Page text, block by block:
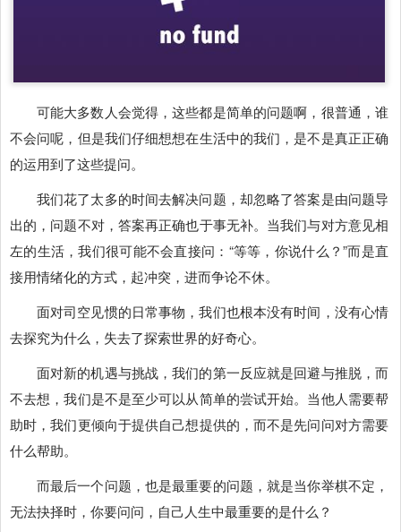
可能大多数人会觉得，这些都是简单的问题啊，很普通，谁
不会问呢，但是我们仔细想想在生活中的我们，是不是真正正确
的运用到了这些提问。
我们花了太多的时间去解决问题，却忽略了答案是由问题导
出的，问题不对，答案再正确也于事无补。当我们与对方意见相
左的生活，我们很可能不会直接问：“等等，你说什么？”而是直
接用情绪化的方式，起冲突，进而争论不休。
面对司空见惯的日常事物，我们也根本没有时间，没有心情
去探究为什么，失去了探索世界的好奇心。
面对新的机遇与挑战，我们的第一反应就是回避与推脱，而
不去想，我们是不是至少可以从简单的尝试开始。当他人需要帮
助时，我们更倾向于提供自己想提供的，而不是先问问对方需要
什么帮助。
而最后一个问题，也是最重要的问题，就是当你举棋不定，
无法抉择时，你要问问，自己人生中最重要的是什么？